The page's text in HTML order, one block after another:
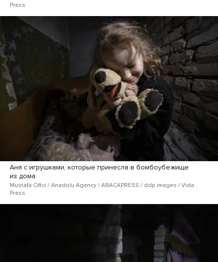
Press
Аня с игрушками, которые принесла в бомбоубежище
из дома
Mustafa Ciftci / Anadolu Agency / ABACAPRESS / ddp images / Vida
Press